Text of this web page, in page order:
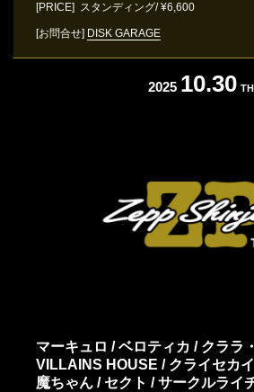
[PRICE] スタンディング/ ¥6,600
[お問合せ] DISK GARAGE
2025 10.30
マーキュロ / ベロティカ / クララ
VILLAINS HOUSE / クライセカ
魔ちゃん / セクト / サークルライ